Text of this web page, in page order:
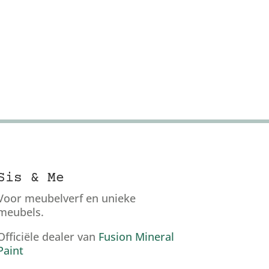
& Me
meubelverf en unieke
dealer van Fusion Mineral